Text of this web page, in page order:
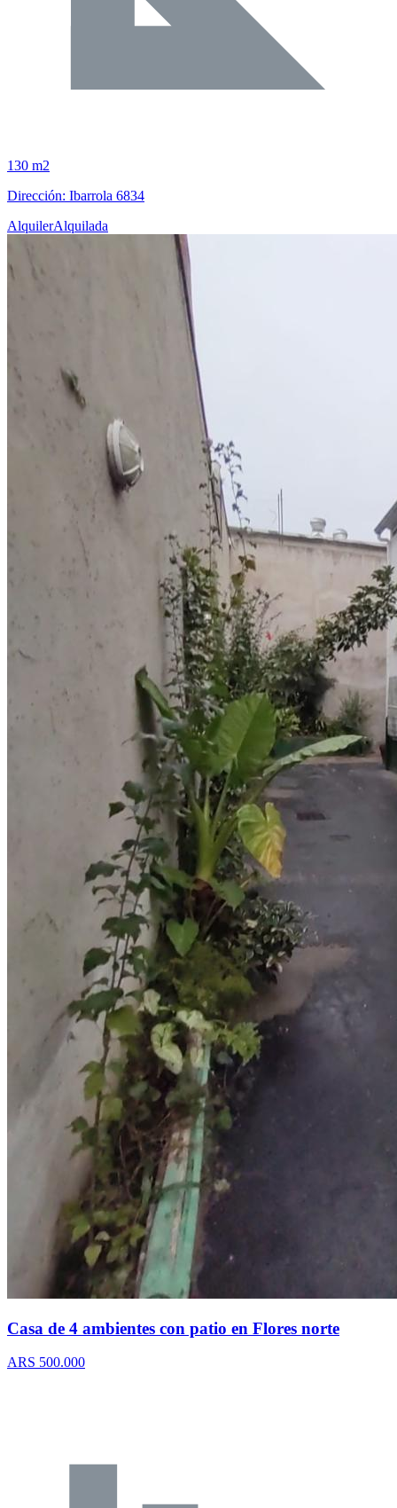
130 m2
Dirección: Ibarrola 6834
AlquilerAlquilada
Casa de 4 ambientes con patio en Flores norte
ARS 500.000